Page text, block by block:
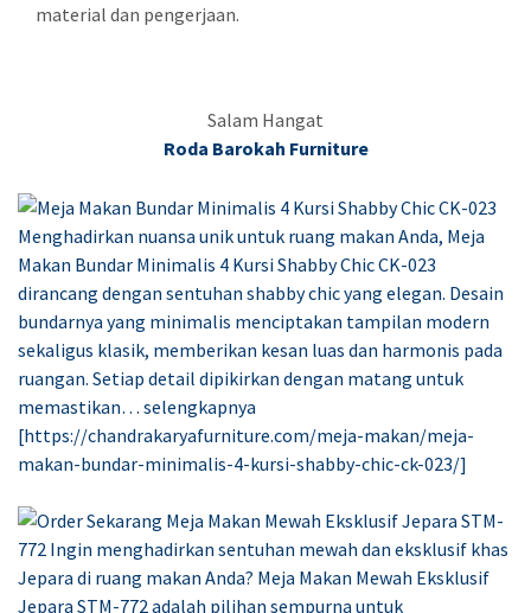
material dan pengerjaan.
Salam Hangat
Roda Barokah Furniture